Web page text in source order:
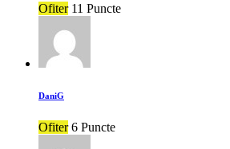
Ofiter 11 Puncte
DaniG
Ofiter 6 Puncte